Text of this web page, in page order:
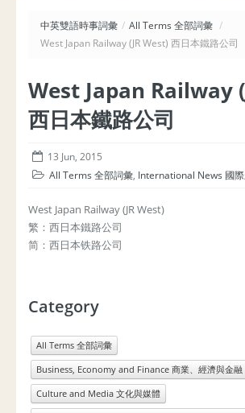
中英雙語時事詞彙 / All Terms 全部詞彙 /
West Japan Railway (JR West) 西日本鐵路公司
West Japan Railway
西日本鐵路公司
13 Jun, 2015
All Terms 全部詞彙, International News 國
West Japan Railway (JR West)
繁：西日本鐵路公司
简：西日本铁路公司
Category
All Terms 全部詞彙
Business, Economy and Finance 商業、經濟與金融
Culture and Media 文化與媒體